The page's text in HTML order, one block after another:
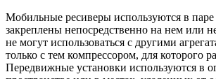
Мобильные ресиверы используются в
закреплены непосредственно на нем или
не могут использоваться с другими
только с тем компрессором, для которого
Передвижные установки используются в